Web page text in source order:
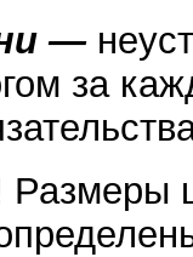
—
за
Размеры